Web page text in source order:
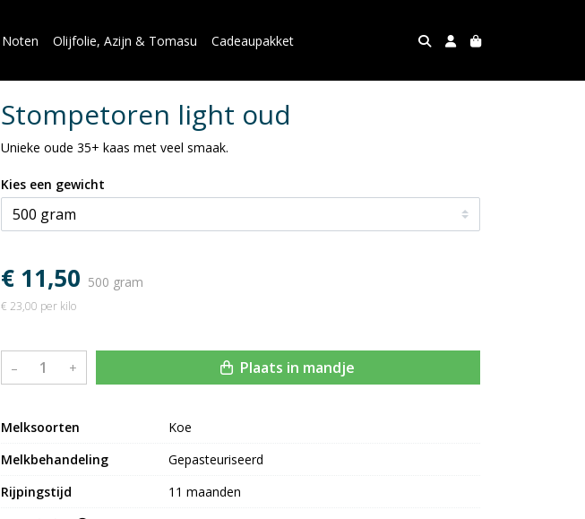
Noten Olijfolie, Azijn & Tomasu Cadeaupakket
Stompetoren light oud
Unieke oude 35+ kaas met veel smaak.
Kies een gewicht
€ 11,50 500 gram
€ 23,00 per kilo
– + Plaats in mandje
Melksoorten
Koe
Melkbehandeling
Gepasteuriseerd
Rijpingstijd
11 maanden